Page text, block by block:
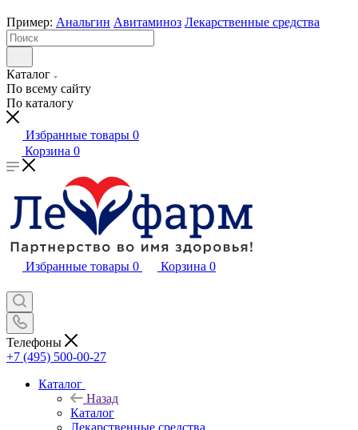
Пример: Анальгин Авитаминоз Лекарственные средства
Каталог
По всему сайту
По каталогу
Избранные товары 0
Корзина 0
Избранные товары 0 Корзина 0
Телефоны
+7 (495) 500-00-27
Каталог
Назад
Каталог
Лекарственные средства